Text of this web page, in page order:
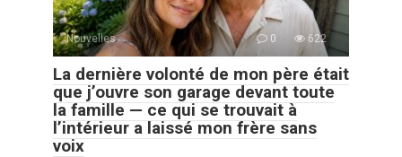
Nouvelles 0 622
La dernière volonté de mon père était
que j’ouvre son garage devant toute
la famille — ce qui se trouvait à
l’intérieur a laissé mon frère sans
voix